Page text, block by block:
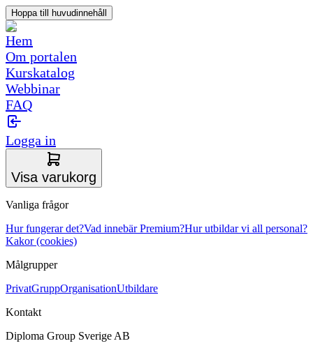
Hoppa till huvudinnehåll
Hem
Om portalen
Kurskatalog
Webbinar
FAQ
Logga in
Visa varukorg
Vanliga frågor
Hur fungerar det?Vad innebär Premium?Hur utbildar vi all personal?
Kakor (cookies)
Målgrupper
PrivatGruppOrganisationUtbildare
Kontakt
Diploma Group Sverige AB